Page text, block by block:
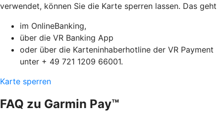
verwendet, können Sie die Karte sperren lassen. Das geht
im OnlineBanking,
über die VR Banking App
oder über die Karteninhaberhotline der VR Payment
unter + 49 721 1209 66001.
Karte sperren
FAQ zu Garmin Pay™